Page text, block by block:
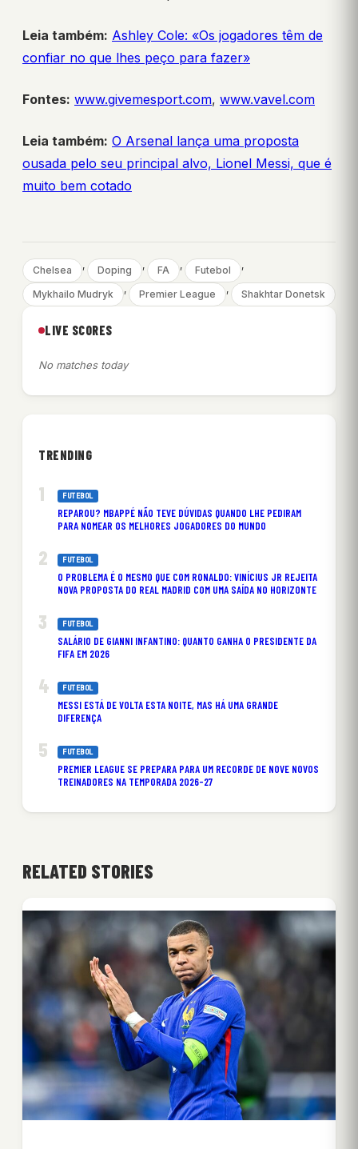
Leia também: Ashley Cole: «Os jogadores têm de
confiar no que lhes peço para fazer»
Fontes: www.givemesport.com, www.vavel.com
Leia também: O Arsenal lança uma proposta
ousada pelo seu principal alvo, Lionel Messi, que é
muito bem cotado
Chelsea , Doping , FA , Futebol ,
Mykhailo Mudryk , Premier League , Shakhtar Donetsk
LIVE SCORES
No matches today
TRENDING
FUTEBOL
REPAROU? MBAPPÉ NÃO TEVE DÚVIDAS QUANDO LHE PEDIRAM
PARA NOMEAR OS MELHORES JOGADORES DO MUNDO
FUTEBOL
O PROBLEMA É O MESMO QUE COM RONALDO: VINÍCIUS JR REJEITA
NOVA PROPOSTA DO REAL MADRID COM UMA SAÍDA NO HORIZONTE
FUTEBOL
SALÁRIO DE GIANNI INFANTINO: QUANTO GANHA O PRESIDENTE DA
FIFA EM 2026
FUTEBOL
MESSI ESTÁ DE VOLTA ESTA NOITE, MAS HÁ UMA GRANDE
DIFERENÇA
FUTEBOL
PREMIER LEAGUE SE PREPARA PARA UM RECORDE DE NOVE NOVOS
TREINADORES NA TEMPORADA 2026-27
RELATED STORIES